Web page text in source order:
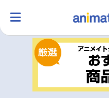
ランキング